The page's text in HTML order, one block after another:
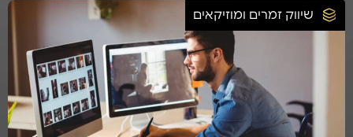
שיווק זמרים ומוזיקאים